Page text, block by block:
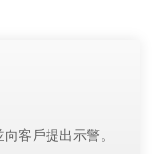
客戶提出示警。